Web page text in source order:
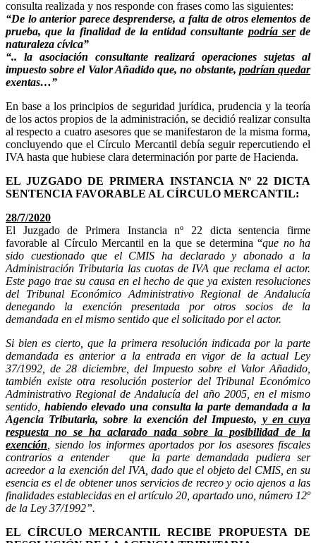
consulta realizada y nos responde con frases como las siguientes:
“De lo anterior parece desprenderse, a falta de otros elementos de
prueba, que la finalidad de la entidad consultante podría serde
naturaleza cívica”
“.. la asociación consultante realizará operaciones sujetas al
impuesto sobre el Valor Añadido que, no obstante, podrían quedar
exentas…”
En base a los principios de seguridad jurídica, prudencia y la teoría
de los actos propios de la administración, se decidió realizar consulta
al respecto a cuatro asesores que se manifestaron de la misma forma,
concluyendo que el Círculo Mercantil debía seguir repercutiendo el
IVA hasta que hubiese clara determinación por parte de Hacienda.
EL JUZGADO DE PRIMERA INSTANCIA Nº 22 DICTA
SENTENCIA FAVORABLE AL CÍRCULO MERCANTIL:
28/7/2020
El Juzgado de Primera Instancia nº 22 dicta sentencia firme
favorable al Círculo Mercantil en la que se determina “que no ha
sido cuestionado que el CMIS ha declarado y abonado a la
Administración Tributaria las cuotas de IVA que reclama el actor.
Este pago trae su causa en el hecho de que ya existen resoluciones
del Tribunal Económico Administrativo Regional de Andalucía
denegando la exención presentada por otros socios de la
demandada en el mismo sentido que el solicitado por el actor.
Si bien es cierto, que la primera resolución indicada por la parte
demandada es anterior a la entrada en vigor de la actual Ley
37/1992, de 28 diciembre, del Impuesto sobre el Valor Añadido,
también existe otra resolución posterior del Tribunal Económico
Administrativo Regional de Andalucía del año 2005, en el mismo
sentido, habiendo elevado una consulta la parte demandada a la
Agencia Tributaria, sobre la exención del Impuesto, y en cuya
respuesta no se ha aclarado nada sobre la posibilidad de la
exención , siendo los informes aportados por los asesores fiscales
contrarios a entender que la parte demandada pudiera ser
acreedor a la exención del IVA, dado que el objeto del CMIS, en su
esencia es el de obtener unos servicios de recreo y ocio ajenos a las
finalidades establecidas en el artículo 20, apartado uno, número 12º
de la Ley 37/1992”.
EL CÍRCULO MERCANTIL RECIBE PROPUESTA DE